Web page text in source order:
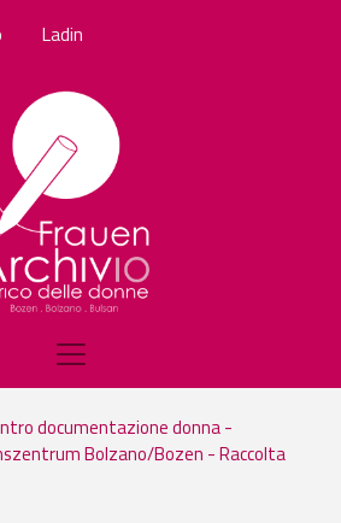
Ladin
documentazione donna -
Bolzano/Bozen - Raccolta